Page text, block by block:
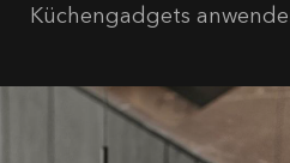
Küchengadgets